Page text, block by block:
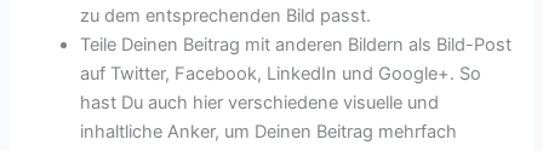
zu dem entsprechenden Bild passt.
Teile Deinen Beitrag mit anderen Bildern als Bild-Post
auf Twitter, Facebook, LinkedIn und Google+. So
hast Du auch hier verschiedene visuelle und
inhaltliche Anker, um Deinen Beitrag mehrfach